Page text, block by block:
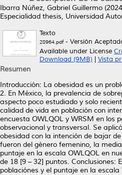
Ibarra Núñez, Gabriel Guillermo
Especialidad thesis, Universidad
Texto
28964.pdf- Versión
Available under License
Download (9MB)
Vista
Resumen
Introducción: La obesidad es un
2. En México, la prevalencia de
aspecto poco estudiado y solo
calidad de vida en población con
encuesta OWLQOL y WRSM en los
observacional y transversal. Se
obesidad con la intención de bajar
fueron del género femenino, la
puntaje en la escala OWLQOL en
de 18 [9 – 32] puntos.
poblaciónes y el puntaje en la